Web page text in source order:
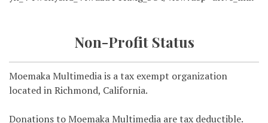
Non-Profit Status
Moemaka Multimedia is a tax exempt organization
located in Richmond, California.
Donations to Moemaka Multimedia are tax deductible.